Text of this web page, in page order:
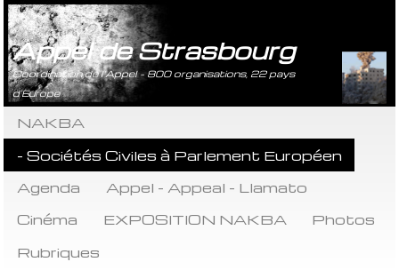
Appel de Strasbourg
Coordination de l’Appel - 800 organisations, 22 pays
d’Europe
NAKBA
- Sociétés Civiles à Parlement Européen
Agenda
Appel - Appeal - Llamato
Cinéma
EXPOSITION NAKBA
Photos
Rubriques